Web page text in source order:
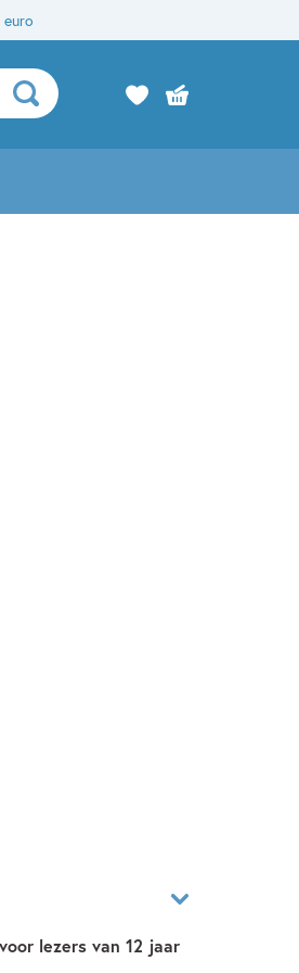
lezers van 12 jaar